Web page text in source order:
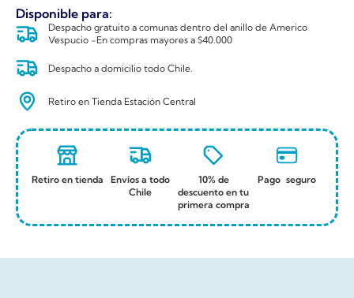
Disponible para:
Despacho gratuito a comunas dentro del anillo de Americo
Vespucio -En compras mayores a $40.000
Despacho a domicilio todo Chile.
Retiro en Tienda Estación Central
Retiro en tienda
Envíos a todo
Chile
10% de
descuento en tu
primera compra
Pago seguro